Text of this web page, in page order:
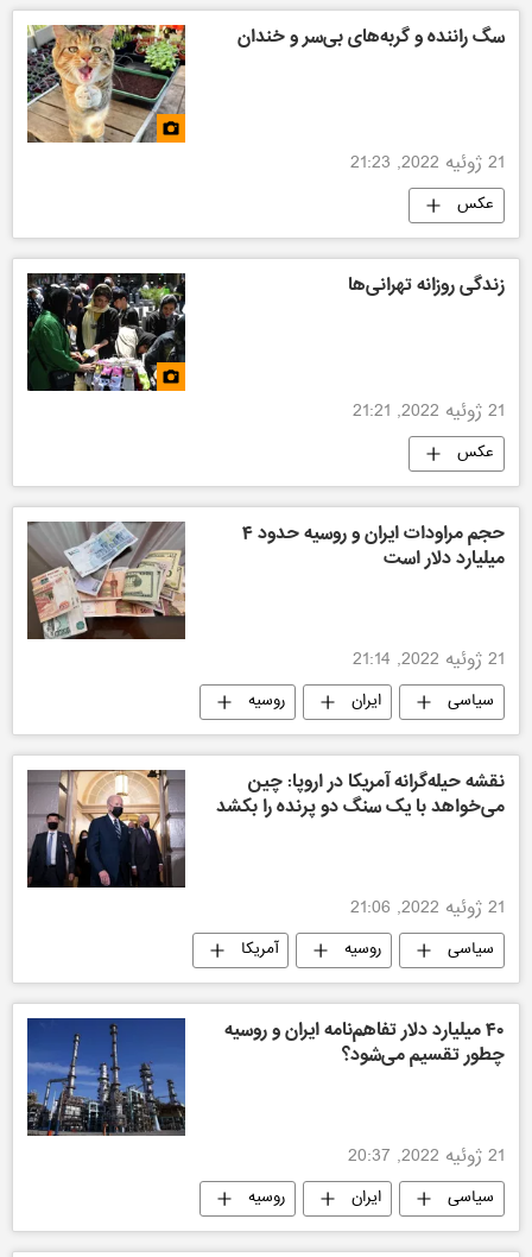
سگ راننده و گربه‌های بی‌سر و خندان
21 ژوئیه 2022, 21:23
عکس
زندگی روزانه تهرانی‌ها
21 ژوئیه 2022, 21:21
عکس
حجم مراودات ایران و روسیه حدود ۴
میلیارد دلار است
21 ژوئیه 2022, 21:14
سیاسی ایران
روسیه
جهان
نقشه حیله‌گرانه آمریکا در اروپا: چین
می‌خواهد با یک سنگ دو پرنده را بکشد
21 ژوئیه 2022, 21:06
سیاسی روسیه آمریکا
۴۰ میلیارد دلار تفاهم‌نامه ایران و روسیه
چطور تقسیم می‌شود؟
21 ژوئیه 2022, 20:37
سیاسی ایران روسیه